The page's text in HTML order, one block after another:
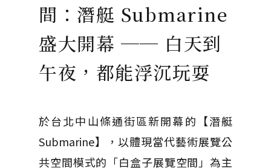
間：潛艇 Submarine
盛大開幕 ── 白天到
午夜，都能浮沉玩耍
於台北中山條通街區新開幕的【潛艇
Submarine】，以體現當代藝術展覽公
共空間模式的「白盒子展覽空間」為主